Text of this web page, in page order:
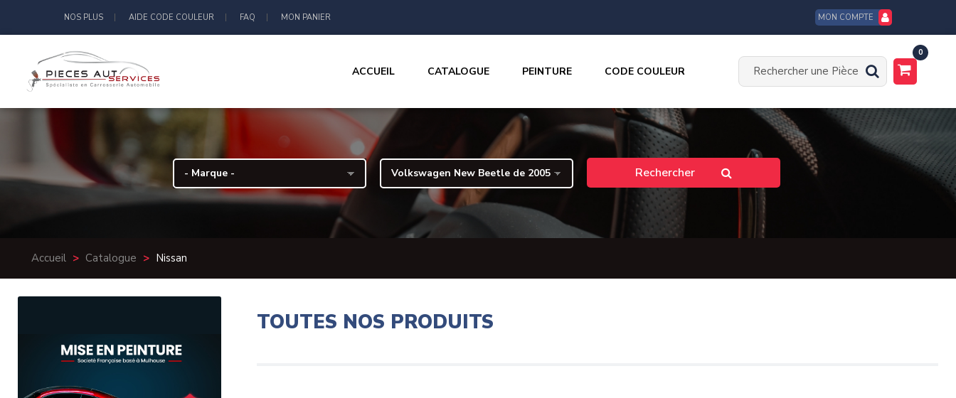
NOS PLUS AIDE CODE COULEUR FAQ MON PANIER MON COMPTE
ACCUEIL CATALOGUE PEINTURE CODE COULEUR
0
Accueil > Catalogue > Nissan
TOUTES NOS PRODUITS